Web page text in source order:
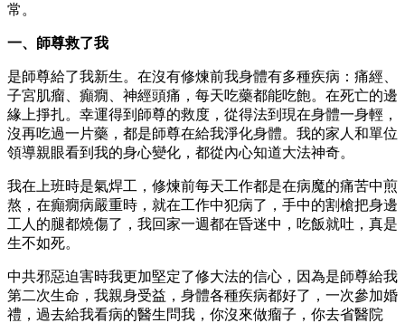
常。
一、師尊救了我
是師尊給了我新生。在沒有修煉前我身體有多種疾病：痛經、
子宮肌瘤、癲癇、神經頭痛，每天吃藥都能吃飽。在死亡的邊
緣上掙扎。幸運得到師尊的救度，從得法到現在身體一身輕，
沒再吃過一片藥，都是師尊在給我淨化身體。我的家人和單位
領導親眼看到我的身心變化，都從內心知道大法神奇。
我在上班時是氣焊工，修煉前每天工作都是在病魔的痛苦中煎
熬，在癲癇病嚴重時，就在工作中犯病了，手中的割槍把身邊
工人的腿都燒傷了，我回家一週都在昏迷中，吃飯就吐，真是
生不如死。
中共邪惡迫害時我更加堅定了修大法的信心，因為是師尊給我
第二次生命，我親身受益，身體各種疾病都好了，一次參加婚
禮，過去給我看病的醫生問我，你沒來做瘤子，你去省醫院